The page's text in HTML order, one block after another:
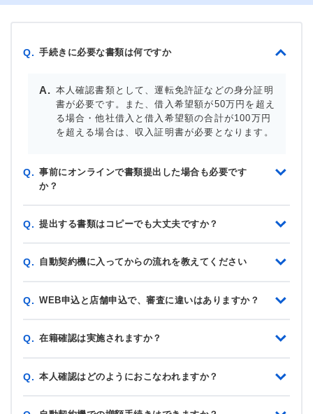
Q. 手続きに必要な書類は何ですか
本人確認書類として、運転免許証などの身分証明
書が必要です。また、借入希望額が50万円を超え
る場合・他社借入と借入希望額の合計が100万円
を超える場合は、収入証明書が必要となります。
Q. 事前にオンラインで書類提出した場合も必要です
か？
Q. 提出する書類はコピーでも大丈夫ですか？
Q. 自動契約機に入ってからの流れを教えてください
Q. WEB申込と店舗申込で、審査に違いはありますか？
Q. 在籍確認は実施されますか？
Q. 本人確認はどのようにおこなわれますか？